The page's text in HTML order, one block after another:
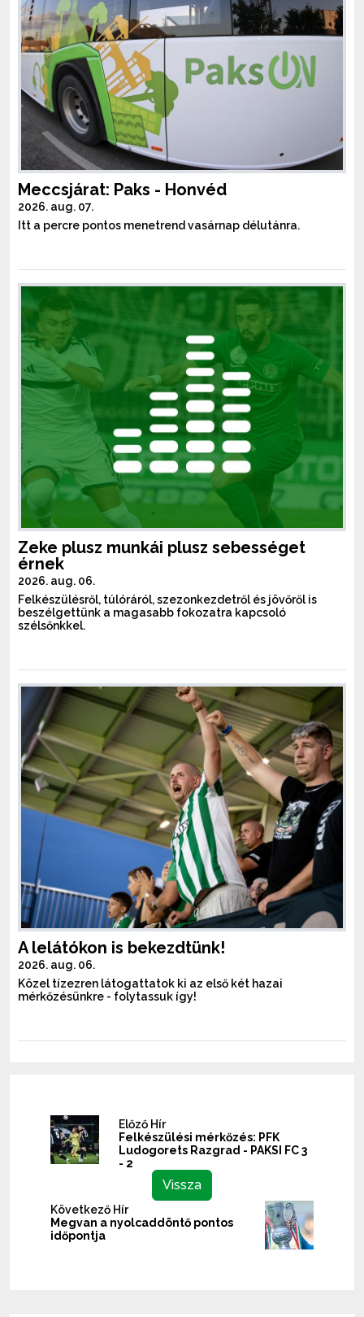
Meccsjárat: Paks - Honvéd
2026. aug. 07.
Itt a percre pontos menetrend vasárnap délutánra.
Zeke plusz munkái plusz sebességet
érnek
2026. aug. 06.
Felkészülésről, túlóráról, szezonkezdetről és jövőről is
beszélgettünk a magasabb fokozatra kapcsoló
szélsőnkkel.
A lelátókon is bekezdtünk!
2026. aug. 06.
Közel tízezren látogattatok ki az első két hazai
mérkőzésünkre - folytassuk így!
Előző Hír
Felkészülési mérkőzés: PFK
Ludogorets Razgrad - PAKSI FC 3
- 2
Vissza
Következő Hír
Megvan a nyolcaddöntő pontos
időpontja